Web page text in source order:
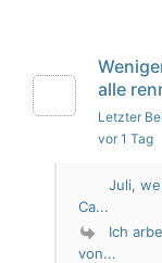
alle
Letzter
vor 1 Tag
Juli,
Ca...
Ich
von...